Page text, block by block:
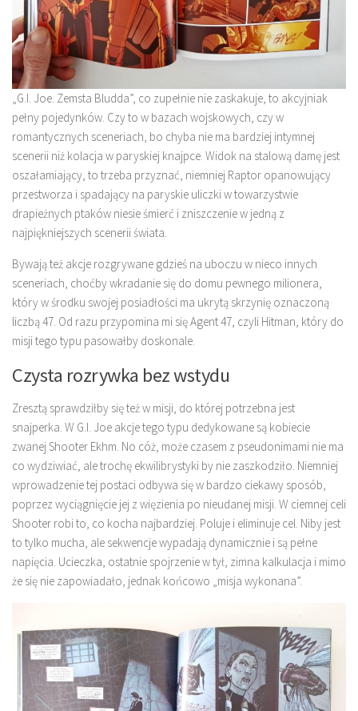
„G.I. Joe. Zemsta Bludda”, co zupełnie nie zaskakuje, to akcyjniak
pełny pojedynków. Czy to w bazach wojskowych, czy w
romantycznych sceneriach, bo chyba nie ma bardziej intymnej
scenerii niż kolacja w paryskiej knajpce. Widok na stalową damę jest
oszałamiający, to trzeba przyznać, niemniej Raptor opanowujący
przestworza i spadający na paryskie uliczki w towarzystwie
drapieżnych ptaków niesie śmierć i zniszczenie w jedną z
najpiękniejszych scenerii świata.
Bywają też akcje rozgrywane gdzieś na uboczu w nieco innych
sceneriach, choćby wkradanie się do domu pewnego milionera,
który w środku swojej posiadłości ma ukrytą skrzynię oznaczoną
liczbą 47. Od razu przypomina mi się Agent 47, czyli Hitman, który do
misji tego typu pasowałby doskonale.
Czysta rozrywka bez wstydu
Zresztą sprawdziłby się też w misji, do której potrzebna jest
snajperka. W G.I. Joe akcje tego typu dedykowane są kobiecie
zwanej Shooter Ekhm. No cóż, może czasem z pseudonimami nie ma
co wydziwiać, ale trochę ekwilibrystyki by nie zaszkodziło. Niemniej
wprowadzenie tej postaci odbywa się w bardzo ciekawy sposób,
poprzez wyciągnięcie jej z więzienia po nieudanej misji. W ciemnej celi
Shooter robi to, co kocha najbardziej. Poluje i eliminuje cel. Niby jest
to tylko mucha, ale sekwencje wypadają dynamicznie i są pełne
napięcia. Ucieczka, ostatnie spojrzenie w tył, zimna kalkulacja i mimo
że się nie zapowiadało, jednak końcowo „misja wykonana”.